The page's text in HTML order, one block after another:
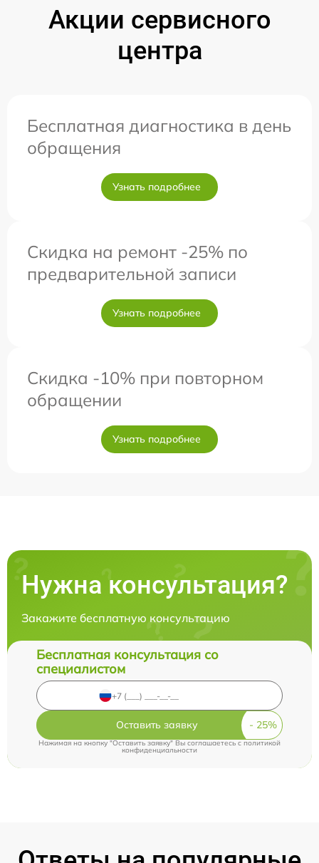
Акции сервисного
центра
Бесплатная диагностика в день
обращения
Узнать подробнее
Скидка на ремонт -25% по
предварительной записи
Узнать подробнее
Скидка -10% при повторном
обращении
Узнать подробнее
Нужна консультация?
Закажите бесплатную консультацию
Бесплатная консультация со
специалистом
Оставить заявку
Нажимая на кнопку "Оставить заявку" Вы соглашаетесь c политикой
конфиденциальности